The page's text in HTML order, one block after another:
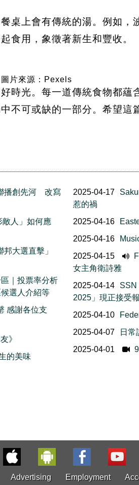
桌上會有傳統的湯。例如，
食用，象徵著新生和豐收。
圖片來源：Pexels
時光。每一道傳統食物都
不可或缺的一部分。希望這
播創先河 改寫
敵人」如何應
大選直擊」
｜投票率分析
選人介紹等
感謝各位支
》
的美味
2025-04-17
惹的禍
2025-04-16
2025-04-16
2025-04-15
女主角衛詩雅
2025-04-14
SSN
2025」現正接受
2025-04-10
2025-04-07
日常
2025-04-01
Advertising Employment